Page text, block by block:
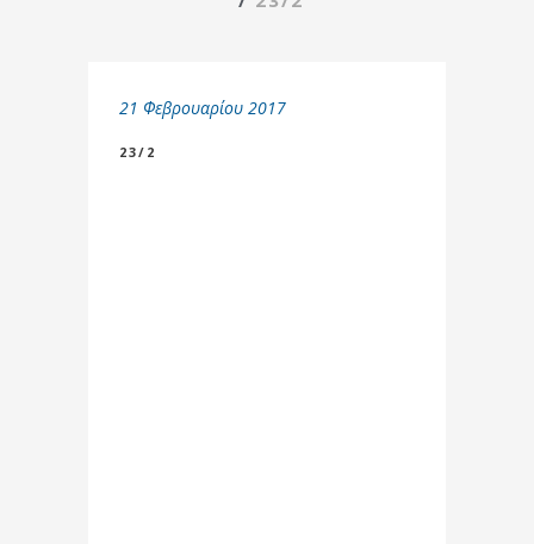
21 Φεβρουαρίου 2017
23/2